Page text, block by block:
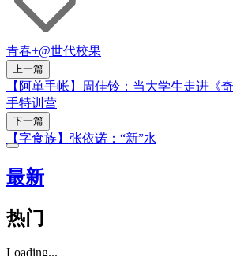
青春+@世代校果
上一篇
【阿单手帐】周佳铃：当大学生走进《
手特训营
下一篇
【字食族】张依诺：“新”水
最新
热门
Loading...